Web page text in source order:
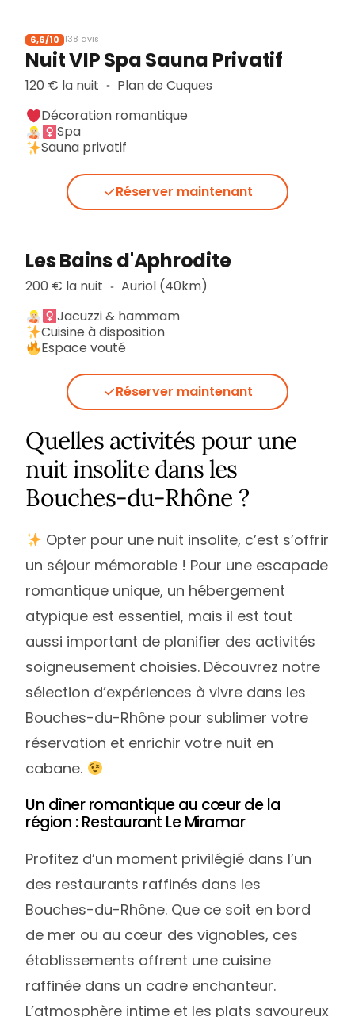
6,6/10 138 avis
Nuit VIP Spa Sauna Privatif
120 € la nuit ▪︎ Plan de Cuques
Décoration romantique
Spa
Sauna privatif
Réserver maintenant
Les Bains d'Aphrodite
200 € la nuit ▪︎ Auriol (40km)
Jacuzzi & hammam
Cuisine à disposition
Espace vouté
Réserver maintenant
Quelles activités pour une
nuit insolite dans les
Bouches-du-Rhône ?
Opter pour une nuit insolite, c’est s’offrir
un séjour mémorable ! Pour une escapade
romantique unique, un hébergement
atypique est essentiel, mais il est tout
aussi important de planifier des activités
soigneusement choisies. Découvrez notre
sélection d’expériences à vivre dans les
Bouches-du-Rhône pour sublimer votre
réservation et enrichir votre nuit en
cabane.
Un dîner romantique au cœur de la
région : Restaurant Le Miramar
Profitez d’un moment privilégié dans l’un
des restaurants raffinés dans les
Bouches-du-Rhône. Que ce soit en bord
de mer ou au cœur des vignobles, ces
établissements offrent une cuisine
raffinée dans un cadre enchanteur.
L’atmosphère intime et les plats savoureux